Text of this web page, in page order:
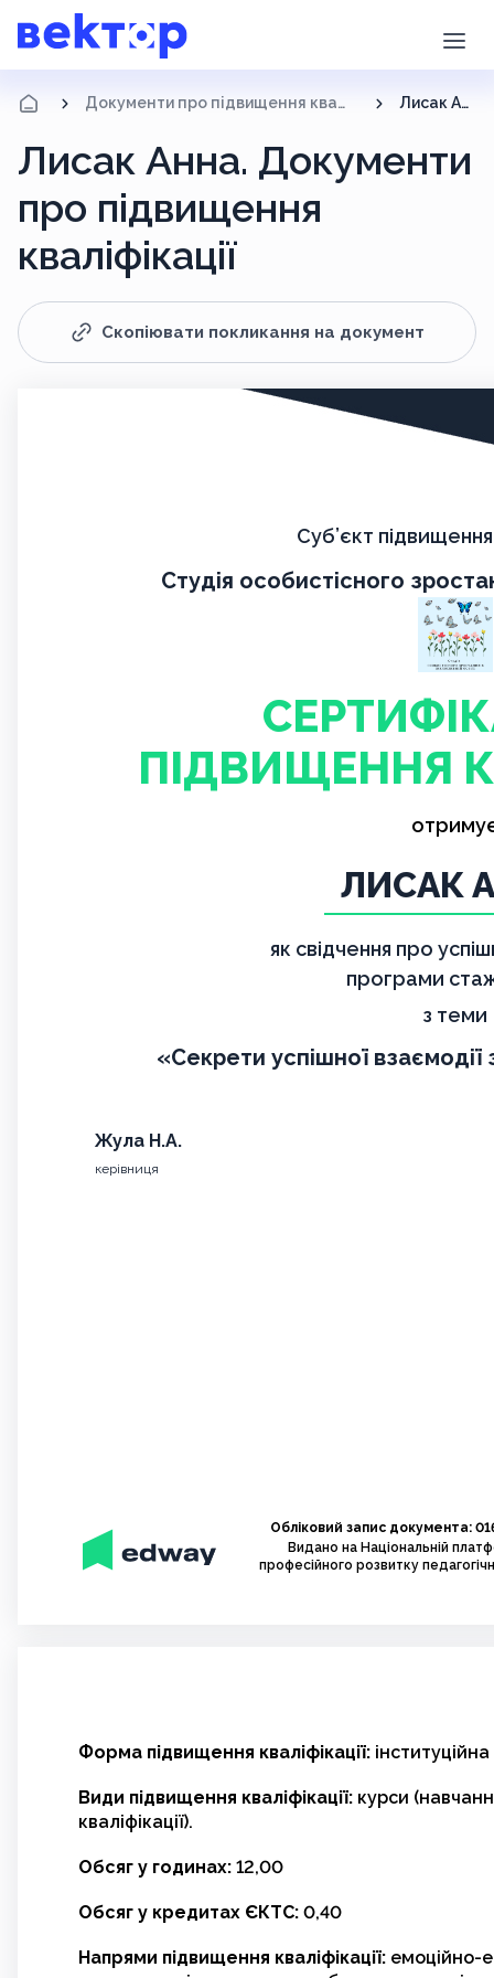
Документи про підвищення кваліфікації Лисак Анна
Лисак Анна. Документи
про підвищення
кваліфікації
Скопіювати покликання на документ
Суб’єкт підвищення
Студія особистісного
ПІДВИЩЕННЯ
ЛИСАК
як свідчення про
програми
з теми
«Секрети успішної
Жула Н.А.
керівниця
Обліковий запис документа:
Видано на Національній
професійного розвитку
Форма підвищення кваліфікації:
Види підвищення кваліфікації: курси
кваліфікації).
Обсяг у годинах: 12,00
Обсяг у кредитах ЄКТС: 0,40
Напрями підвищення кваліфікації: емоційно-